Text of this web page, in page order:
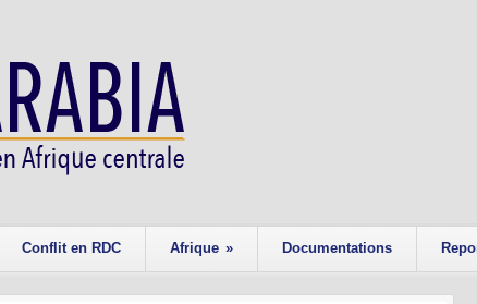
Conflit en RDC Afrique » Documentations